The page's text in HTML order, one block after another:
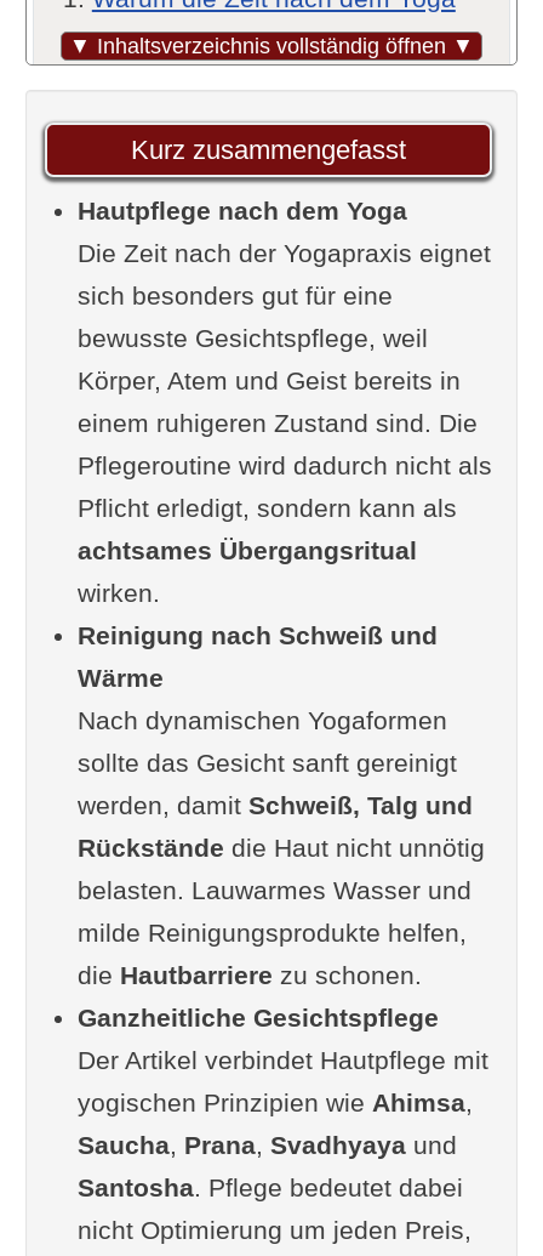
▼ Inhaltsverzeichnis vollständig öffnen ▼
ideal für Hautpflege ist
Der Körper in einem
besonderen Zustand
Schweiß, Wärme und die
Reinigungsphase
Ganzheitliche Gesichtspflege als
Fortführung der Yogaphilosophie
Ahimsa und der respektvolle
Umgang mit der Haut
Shaucha: Reinheit als
ganzheitliches Konzept
Prana und die Energie der
Berührung
Wirkstoffe, die zur ganzheitlichen
Praxis passen
Feuchtigkeit als Grundlage
Pflanzliche Wirkstoffe mit
beruhigender Wirkung
Öle und ihre Verbindung zur
Ayurveda-Tradition
Praktische Tipps für ein
achtsames Pflegearitual nach der
Yogapraxis
Der psychologische Aspekt:
Selbstfürsorge als Praxis der
Selbstachtung
Vom Pflichtgefühl zur inneren
Einladung
Rituale als psychologischer
Kurz zusammengefasst
Hautpflege nach dem Yoga
Die Zeit nach der Yogapraxis eignet
sich besonders gut für eine
bewusste Gesichtspflege, weil
Körper, Atem und Geist bereits in
einem ruhigeren Zustand sind. Die
Pflegeroutine wird dadurch nicht als
Pflicht erledigt, sondern kann als
achtsames Übergangsritual
wirken.
Reinigung nach Schweiß und
Wärme
Nach dynamischen Yogaformen
sollte das Gesicht sanft gereinigt
werden, damit Schweiß, Talg und
Rückstände die Haut nicht unnötig
belasten. Lauwarmes Wasser und
milde Reinigungsprodukte helfen,
die Hautbarriere zu schonen.
Ganzheitliche Gesichtspflege
Der Artikel verbindet Hautpflege mit
yogischen Prinzipien wie Ahimsa,
Saucha, Prana, Svadhyayaund
Santosha. Pflege bedeutet dabei
nicht Optimierung um jeden Preis,